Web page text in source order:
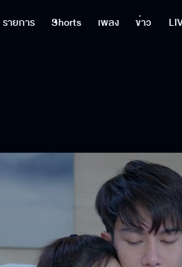
รายการ Shorts เพลง ข่าว